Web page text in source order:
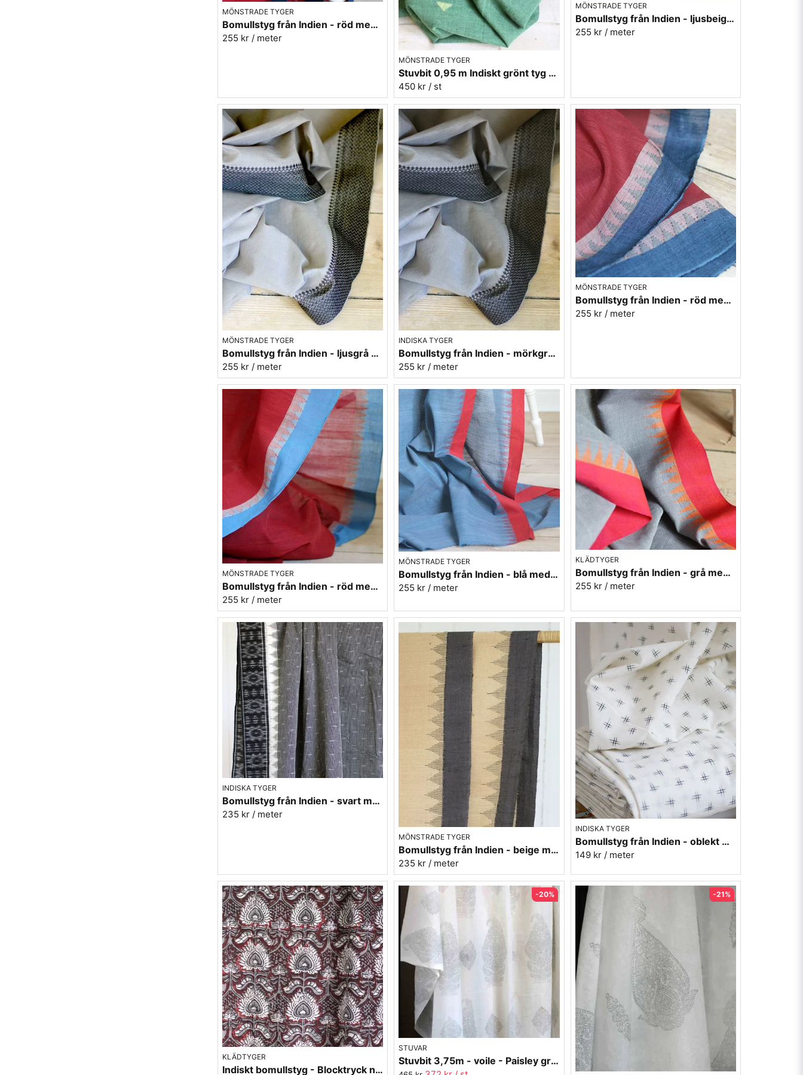
MÖNSTRADE TYGER
Bomullstyg från Indien - röd med blå bårder
255 kr / meter
MÖNSTRADE TYGER
Stuvbit 0,95 m Indiskt grönt tyg med bård
450 kr / st
MÖNSTRADE TYGER
Bomullstyg från Indien - ljusbeige med vinröda kanter
255 kr / meter
MÖNSTRADE TYGER
Bomullstyg från Indien - ljusgrå med svarta bårder
255 kr / meter
INDISKA TYGER
Bomullstyg från Indien - mörkgrå med svarta bårder
255 kr / meter
MÖNSTRADE TYGER
Bomullstyg från Indien - röd med blå kanter
255 kr / meter
MÖNSTRADE TYGER
Bomullstyg från Indien - röd med himmelsblå kanter
255 kr / meter
MÖNSTRADE TYGER
Bomullstyg från Indien - blå med röda kanter
255 kr / meter
KLÄDTYGER
Bomullstyg från Indien - grå med orange-röda kanter
255 kr / meter
INDISKA TYGER
Bomullstyg från Indien - svart mönstrad med bårder
235 kr / meter
MÖNSTRADE TYGER
Bomullstyg från Indien - beige med grå-svarta bårder
235 kr / meter
INDISKA TYGER
Bomullstyg från Indien - oblekt med svart mönster
149 kr / meter
KLÄDTYGER
Indiskt bomullstyg - Blocktryck nr.5
STUVAR
Stuvbit 3,75m - voile - Paisley grå - 150 cm bred
-20% -21%